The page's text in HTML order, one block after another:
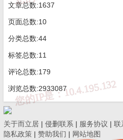
文章总数:1637
页面总数:10
分类总数:44
标签总数:11
评论总数:179
浏览总数:2933087
关于而立居 | 侵删联系 | 服务协议 | 联
隐私政策 | 赞助我们 | 网站地图